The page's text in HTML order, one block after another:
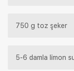
750 g toz şeker
5-6 damla limon